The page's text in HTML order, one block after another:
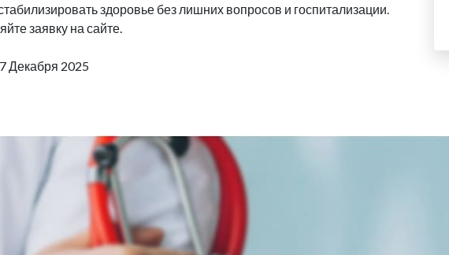
здоровье без лишних вопросов и госпитализации.
заявку на сайте.
Декабря 2025